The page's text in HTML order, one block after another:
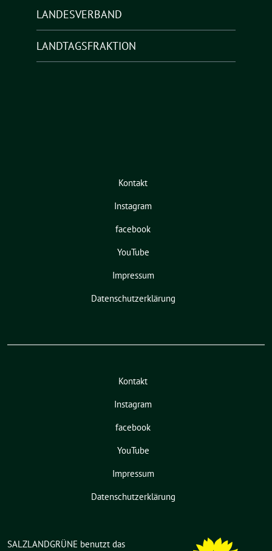
LANDESVERBAND
LANDTAGSFRAKTION
Kontakt
Instagram
facebook
YouTube
Impressum
Datenschutzerklärung
Kontakt
Instagram
facebook
YouTube
Impressum
Datenschutzerklärung
SALZLANDGRÜNE benutzt das